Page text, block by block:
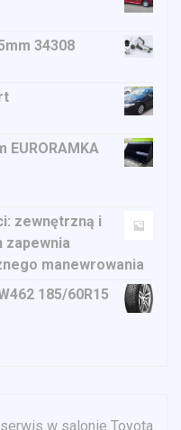
34308
EURORAMKA
zewnętrzną i
zapewnia
manewrowania
185/60R15
w salonie Toyota